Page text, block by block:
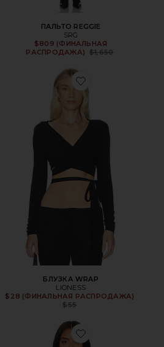
ПАЛЬТО REGGIE
SRG
$809 (ФИНАЛЬНАЯ
РАСПРОДАЖА) Previous price:
$1,650
Favorite БЛУЗКА WRAP
БЛУЗКА WRAP
LIONESS
$28 (ФИНАЛЬНАЯ РАСПРОДАЖА)
Previous price:
$55
Favorite КУРТКА SELENE